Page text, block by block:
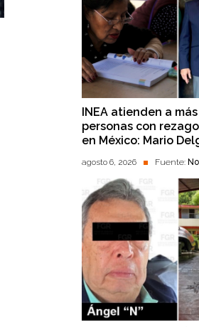
INEA atienden a
personas con
en México: Mario
agosto 6, 2026 Fuente: